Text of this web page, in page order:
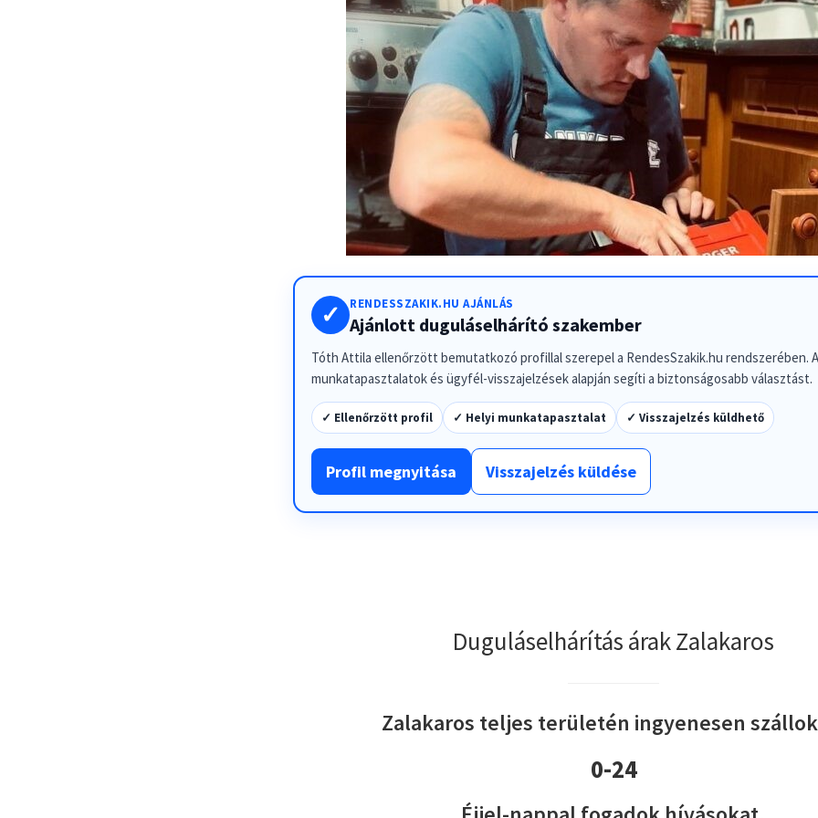
✓ RENDESSZAKIK.HU AJÁNLÁS
Ajánlott duguláselhárító szakember
Tóth Attila ellenőrzött bemutatkozó profillal szerepel a RendesSzakik.hu rendszerében.
munkatapasztalatok és ügyfél-visszajelzések alapján segíti a biztonságosabb választást.
✓ Ellenőrzött profil ✓ Helyi munkatapasztalat ✓ Visszajelzés küldhető
Profil megnyitása Visszajelzés küldése
Duguláselhárítás árak Zalakaros
Zalakaros teljes területén ingyenesen
0-24